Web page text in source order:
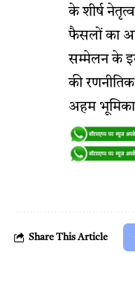
के शीर्ष
फैसलों का
सम्मेलन के
की
अहम
Share This Article